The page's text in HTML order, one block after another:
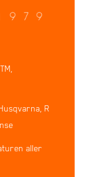
R
aller